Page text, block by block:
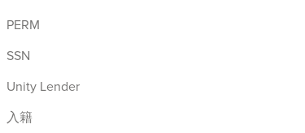
PERM
SSN
Unity Lender
入籍